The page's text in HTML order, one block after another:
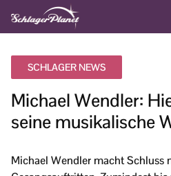
SCHLAGER NEWS
Michael Wendler:
seine musikalische
Michael Wendler macht Schluss